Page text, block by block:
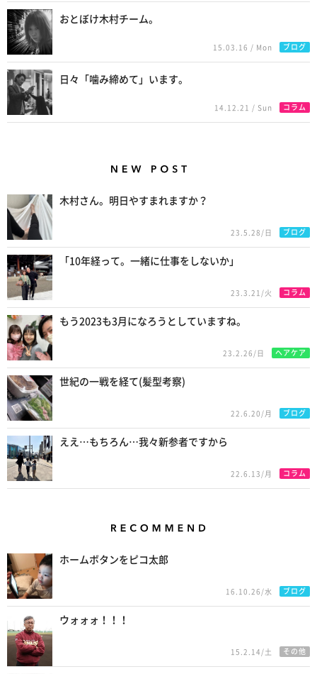
おとぼけ木村チーム。
15.03.16 / Mon ブログ
日々「噛み締めて」います。
14.12.21 / Sun コラム
木村さん。明日やすまれますか？
23.5.28/日 ブログ
「10年経って。一緒に仕事をしないか」
23.3.21/火 コラム
もう2023も3月になろうとしていますね。
23.2.26/日 ヘアケア
世紀の一戦を経て(髪型考察)
22.6.20/月 ブログ
ええ…もちろん…我々新参者ですから
22.6.13/月 コラム
ホームボタンをピコ太郎
16.10.26/水 ブログ
ウォォォ！！！
15.2.14/土 その他